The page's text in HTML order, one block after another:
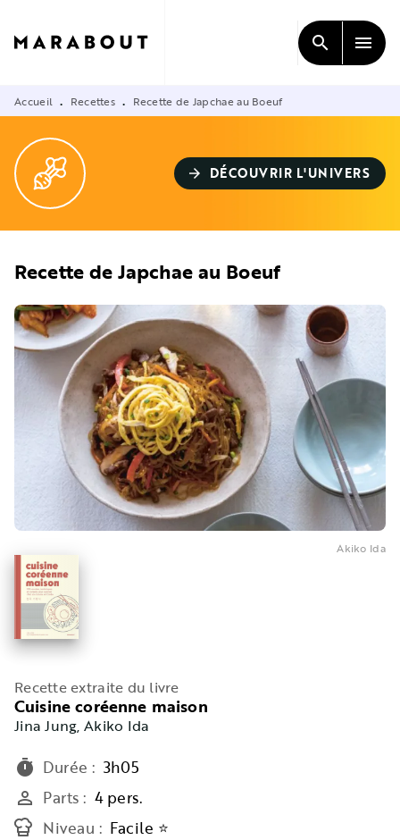
CONTENU
search menu
Accueil • Recettes • Recette de Japchae au Boeuf
arrow_forward DÉCOUVRIR L'UNIVERS
Recette de Japchae au Boeuf
Akiko Ida
Recette extraite du livre
Cuisine coréenne maison
Jina Jung, Akiko Ida
timer Durée : 3h05
person_outline Parts : 4 pers.
Niveau : Facile ⭐